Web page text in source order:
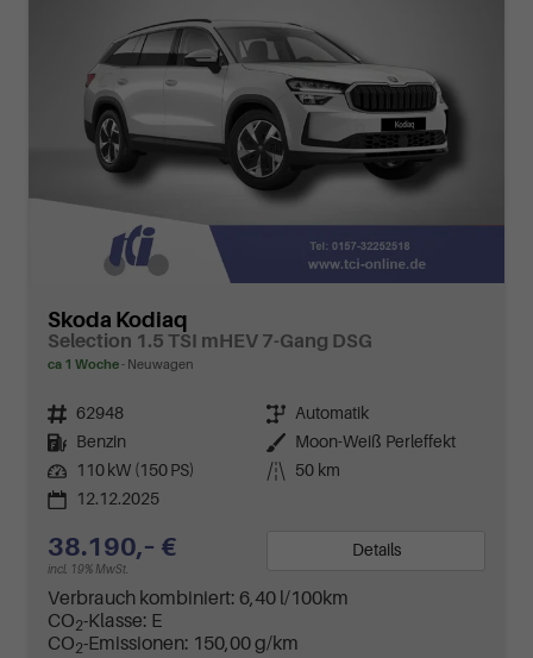
Skoda Kodiaq
Selection 1.5 TSI mHEV 7-Gang DSG
ca 1 Woche Neuwagen
Fahrzeugnr. 62948 Getriebe Automatik
Kraftstoff
Benzin Außenfarbe
Moon-Weiß Perleffekt
Leistung
110 kW (150 PS) Kilometerstand
50 km
12.12.2025
38.190,– €
incl. 19% MwSt.
Details
Verbrauch kombiniert: 6,40 l/100km
CO2-Klasse: E
CO2-Emissionen: 150,00 g/km